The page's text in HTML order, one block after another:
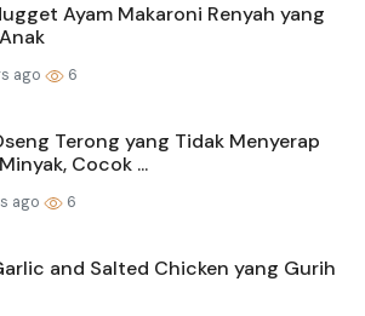
Ayam Makaroni Renyah yang
ago 6
Terong yang Tidak Menyerap
Cocok ...
ago 6
and Salted Chicken yang Gurih